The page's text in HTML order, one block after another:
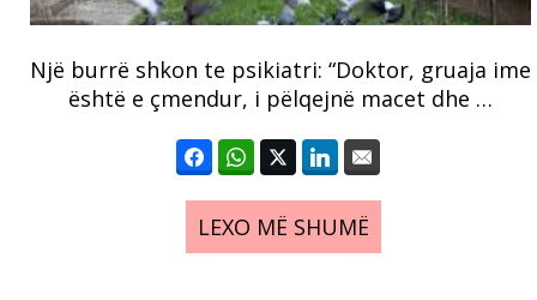
Një burrë shkon te psikiatri: “Doktor, gruaja ime
është e çmendur, i pëlqejnë macet dhe …
LEXO MË SHUMË